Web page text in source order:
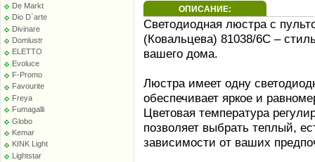
De Markt
Dio D`arte
Divinare
Domlustr
ELETTO
Evoluce
F-Promo
Favourite
Freya
Fumagalli
Globo
Kemar
KINK Light
Lightstar
ОПИСАНИЕ:
Светодиодная люстра с
(Ковальцева) 81038/6C –
вашего дома.
Люстра имеет одну
обеспечивает яркое и
Цветовая температура
позволяет выбрать теплый,
зависимости от ваших